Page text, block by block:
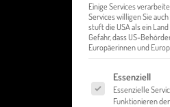
Einige Services
Services willigen Sie
stuft die USA als ein
Gefahr, dass US-
Europäerinnen und
Es folgt eine
Essenziell
Essenzielle
Funktionieren